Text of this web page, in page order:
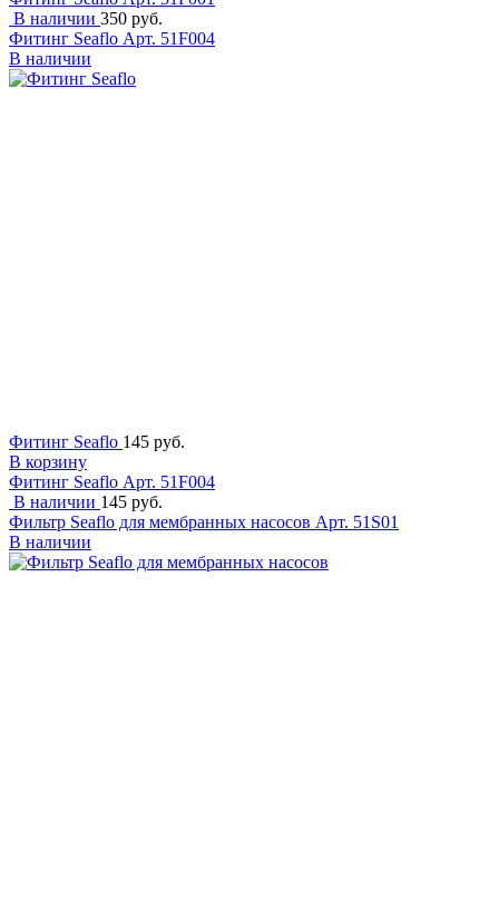
В наличии 350 руб.
Фитинг Seaflo Арт. 51F004
В наличии
Фитинг Seaflo 145 руб.
В корзину
Фитинг Seaflo Арт. 51F004
В наличии 145 руб.
Фильтр Seaflo для мембранных насосов Арт. 51S01
В наличии